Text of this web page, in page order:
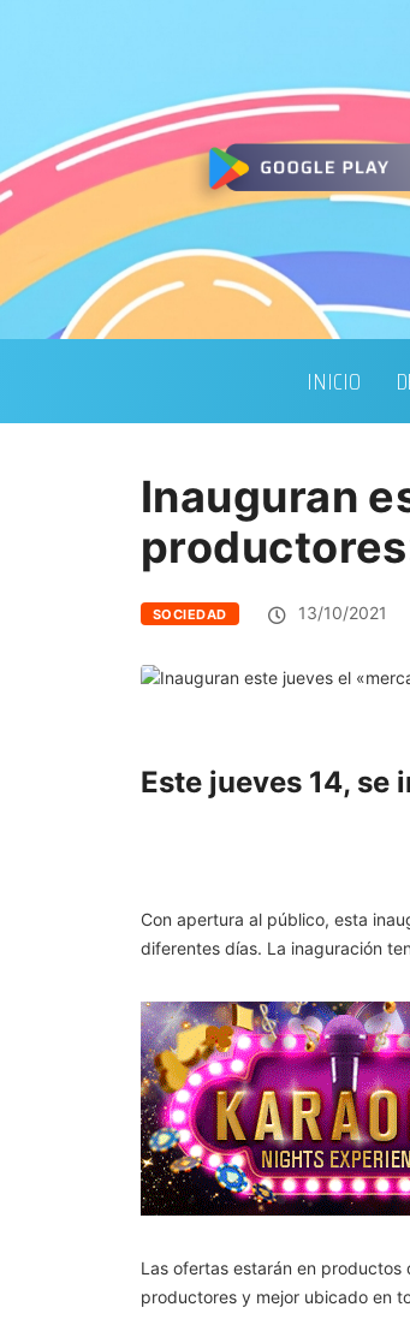
INICIO
Inauguran
SOCIEDAD 13/10/2021
Este jueves 14,
Con apertura al público, esta
diferentes días. La inaguración
Las ofertas estarán en
productores y mejor ubicado en